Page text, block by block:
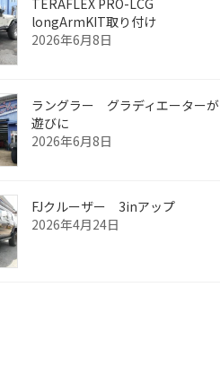
longArmKIT取り付け
2026年6月8日
ラングラー グラディエーターが
遊びに
2026年6月8日
FJクルーザー 3inアップ
2026年4月24日